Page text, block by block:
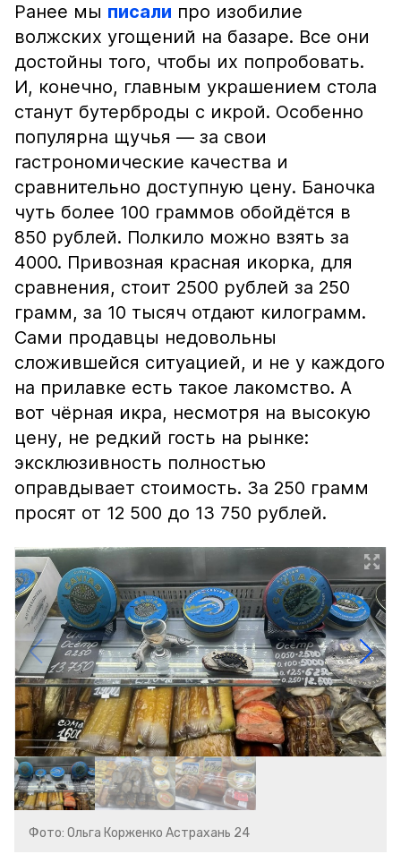
Ранее мы писали про изобилие
волжских угощений на базаре. Все они
достойны того, чтобы их попробовать.
И, конечно, главным украшением стола
станут бутерброды с икрой. Особенно
популярна щучья — за свои
гастрономические качества и
сравнительно доступную цену. Баночка
чуть более 100 граммов обойдётся в
850 рублей. Полкило можно взять за
4000. Привозная красная икорка, для
сравнения, стоит 2500 рублей за 250
грамм, за 10 тысяч отдают килограмм.
Сами продавцы недовольны
сложившейся ситуацией, и не у каждого
на прилавке есть такое лакомство. А
вот чёрная икра, несмотря на высокую
цену, не редкий гость на рынке:
эксклюзивность полностью
оправдывает стоимость. За 250 грамм
просят от 12 500 до 13 750 рублей.
Фото: Ольга Корженко Астрахань 24